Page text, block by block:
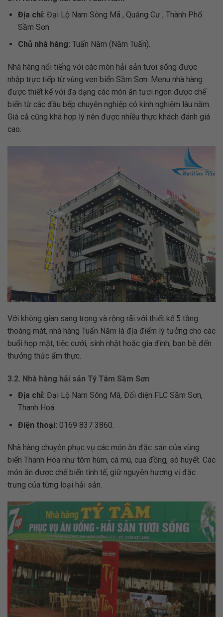
Địa chỉ: Đại Lộ Nam Sông Mã , Quảng Cư , Thành Phố
Sầm Sơn
Chủ nhà hàng: Tuấn Năm (Năm Tuấn).
Nhà hàng nổi tiếng với các món hải sản tươi sống được
nhập trực tiếp từ vùng ven biển Sầm Sơn. Menu nhà hàng
được thiết kế với đa dạng các món ăn tươi ngon được chế
biến từ các đầu bếp chuyên nghiệp có kinh nghiệm lâu năm.
Giá cả cũng khá hợp lý nên được nhiều thực khách đánh giá
cao.
Với không gian sang trọng và rộng rãi với thiết kế 5 tầng
thoáng mát, nhà hàng Tuấn Năm là địa điểm lý tưởng cho các
buổi họp mặt, tiệc cưới, sinh nhật hoặc gia đình, bạn bè đến
thưởng thức ẩm thực.
3.2. Nhà hàng hải sản Tý Tâm Sầm Sơn
Địa chỉ: Đại Lộ Nam Sông Mã, Đối diện FLC Sầm Sơn,
Thanh Hoá
Điện thoại: 0169 837 3860.
Nhà hàng chuyên phục vụ các món ăn đặc sản của vùng
biển Thanh Hóa như tôm hùm, cá mú, cua đồng, sò huyết. Các
món ăn được chế biến tinh tế, giữ nguyên hương vị đặc
trưng của từng loại hải sản.